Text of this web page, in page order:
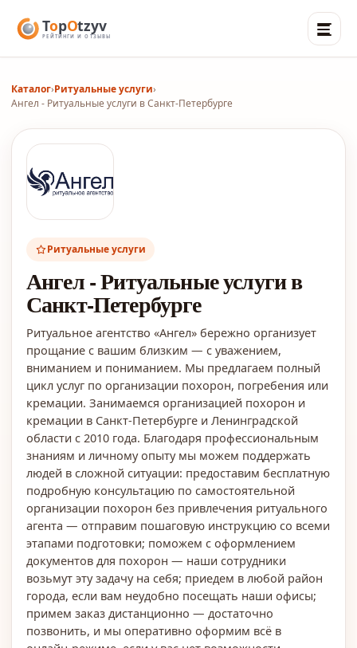
Каталог›Ритуальные услуги›
Ангел - Ритуальные услуги в Санкт-Петербурге
Ритуальные услуги
Ангел - Ритуальные услуги в
Санкт-Петербурге
Ритуальное агентство «Ангел» бережно организует
прощание с вашим близким — с уважением,
вниманием и пониманием. Мы предлагаем полный
цикл услуг по организации похорон, погребения или
кремации. Занимаемся организацией похорон и
кремации в Санкт‑Петербурге и Ленинградской
области с 2010 года. Благодаря профессиональным
знаниям и личному опыту мы можем поддержать
людей в сложной ситуации: предоставим бесплатную
подробную консультацию по самостоятельной
организации похорон без привлечения ритуального
агента — отправим пошаговую инструкцию со всеми
этапами подготовки; поможем с оформлением
документов для похорон — наши сотрудники
возьмут эту задачу на себя; приедем в любой район
города, если вам неудобно посещать наши офисы;
примем заказ дистанционно — достаточно
позвонить, и мы оперативно оформим всё в